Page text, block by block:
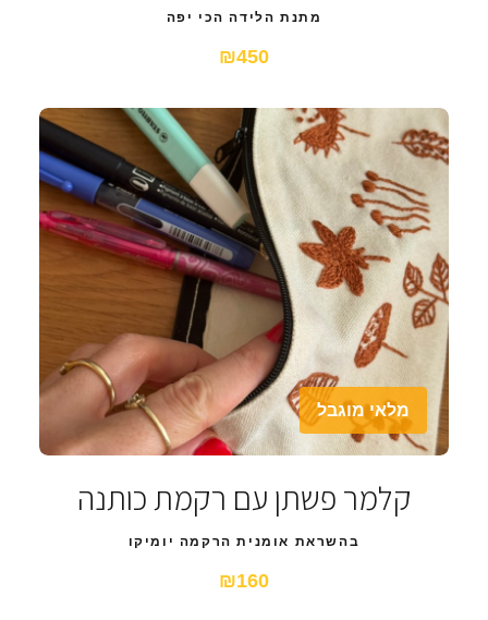
מתנת הלידה הכי יפה
₪450
מלאי מוגבל
קלמר פשתן עם רקמת כותנה
בהשראת אומנית הרקמה יומיקו
₪160